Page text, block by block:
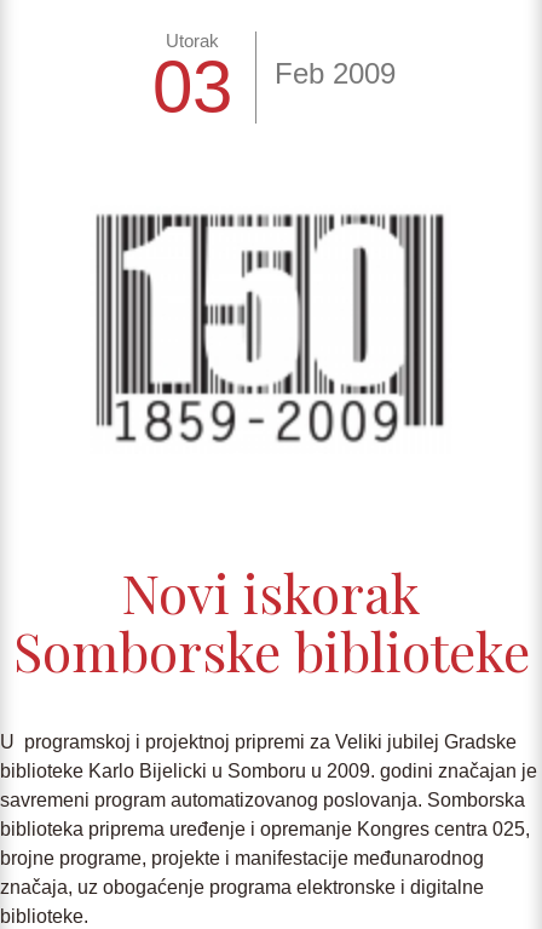
Utorak
03 Feb 2009
Novi iskorak
Somborske biblioteke
U programskoj i projektnoj pripremi za Veliki jubilej Gradske
biblioteke Karlo Bijelicki u Somboru u 2009. godini značajan je
savremeni program automatizovanog poslovanja. Somborska
biblioteka priprema uređenje i opremanje Kongres centra 025,
brojne programe, projekte i manifestacije međunarodnog
značaja, uz obogaćenje programa elektronske i digitalne
biblioteke.